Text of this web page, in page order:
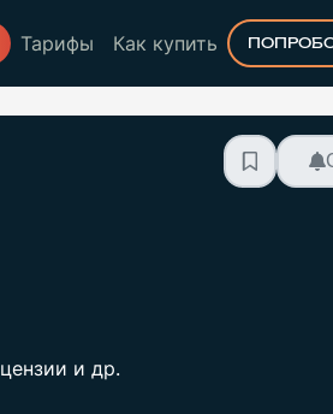
Тарифы Как купить
и др.